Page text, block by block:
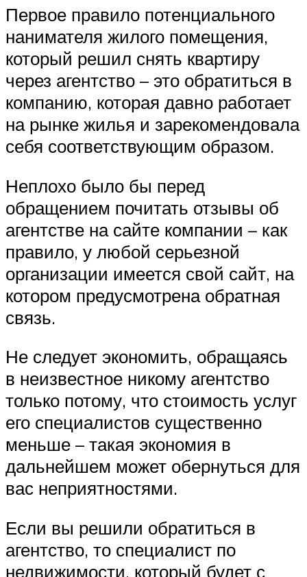
Первое правило потенциального
нанимателя жилого помещения,
который решил снять квартиру
через агентство – это обратиться в
компанию, которая давно работает
на рынке жилья и зарекомендовала
себя соответствующим образом.
Неплохо было бы перед
обращением почитать отзывы об
агентстве на сайте компании – как
правило, у любой серьезной
организации имеется свой сайт, на
котором предусмотрена обратная
связь.
Не следует экономить, обращаясь
в неизвестное никому агентство
только потому, что стоимость услуг
его специалистов существенно
меньше – такая экономия в
дальнейшем может обернуться для
вас неприятностями.
Если вы решили обратиться в
агентство, то специалист по
недвижимости, который будет с